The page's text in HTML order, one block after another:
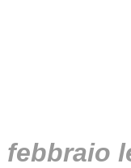
febbraio